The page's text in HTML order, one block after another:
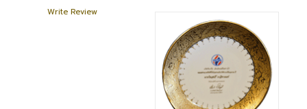
Write Review